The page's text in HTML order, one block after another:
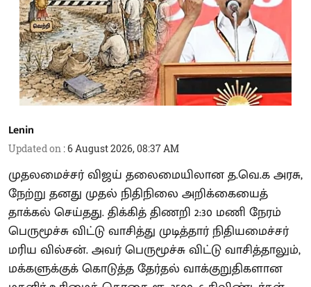
Lenin
Updated on :6 August 2026, 08:37 AM
முதலமைச்சர் விஜய் தலைமையிலான த.வெ.க அரசு,
நேற்று தனது முதல் நிதிநிலை அறிக்கையைத்
தாக்கல் செய்தது. திக்கித் திணறி 2:30 மணி நேரம்
பெருமூச்சு விட்டு வாசித்து முடித்தார் நிதியமைச்சர்
மரிய வில்சன். அவர் பெருமூச்சு விட்டு வாசித்தாலும்,
மக்களுக்குக் கொடுத்த தேர்தல் வாக்குறுதிகளான